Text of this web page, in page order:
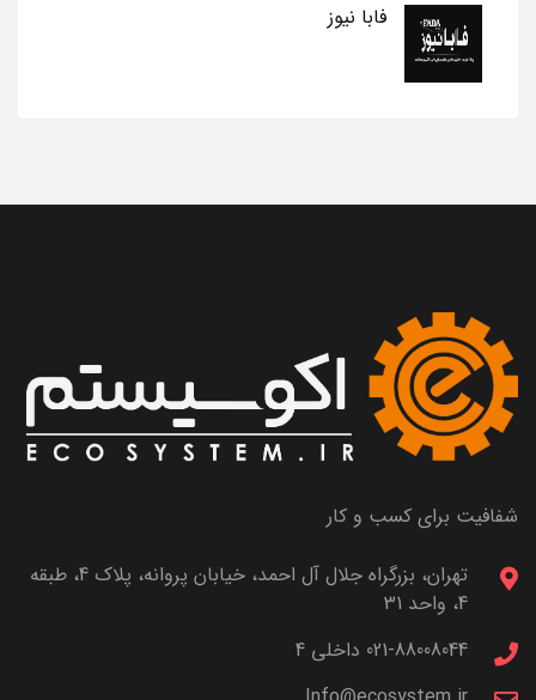
فابا نیوز
شفافیت برای کسب و کار
تهران، بزرگراه جلال آل احمد، خیابان پروانه، پلاک 4، طبقه
4، واحد 31
021-88008044 داخلی 4